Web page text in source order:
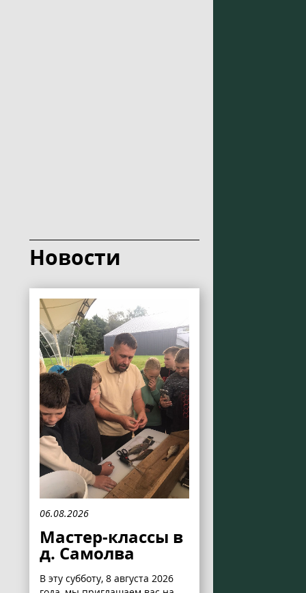
Новости
06.08.2026
Мастер-классы в
д. Самолва
В эту субботу, 8 августа 2026